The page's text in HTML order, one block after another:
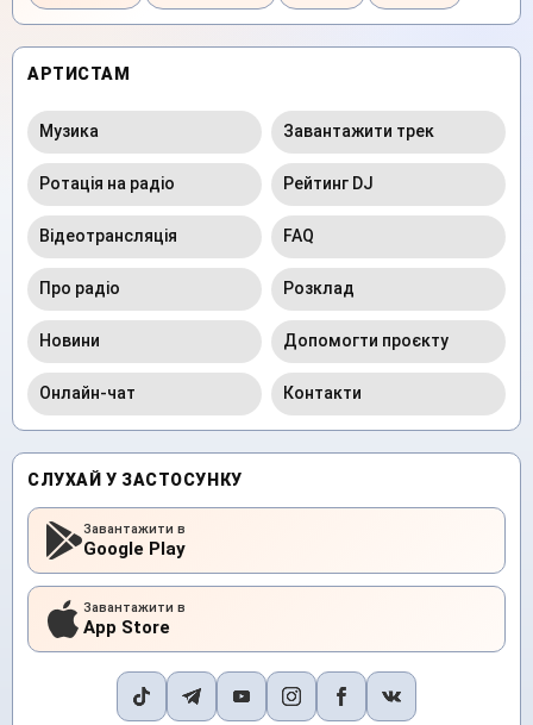
АРТИСТАМ
Музика Завантажити трек
Ротація на радіо Рейтинг DJ
Відеотрансляція FAQ
Про радіо Розклад
Новини Допомогти проєкту
Онлайн-чат Контакти
СЛУХАЙ У ЗАСТОСУНКУ
Завантажити в
Google Play
Завантажити в
App Store